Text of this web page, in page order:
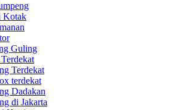
Kotak
Guling
Terdekat
terdekat
Dadakan
di Jakarta